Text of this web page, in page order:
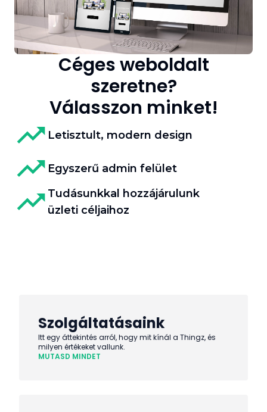
Céges weboldalt
szeretne?
Válasszon minket!
Letisztult, modern design
Egyszerű admin felület
Tudásunkkal hozzájárulunk
üzleti céljaihoz
Szolgáltatásaink
Itt egy áttekintés arról, hogy mit kínál a Thingz, és
milyen értékeket vallunk.
MUTASD MINDET